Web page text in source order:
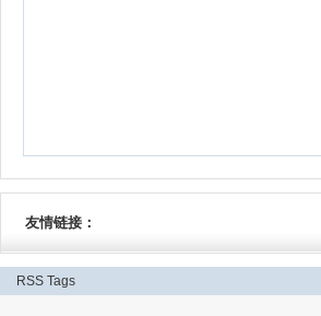
友情链接：
RSS Tags